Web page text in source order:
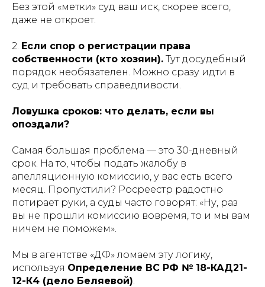
Без этой «метки» суд ваш иск, скорее всего,
даже не откроет.
2. Если спор о регистрации права
собственности (кто хозяин). Тут досудебный
порядок необязателен. Можно сразу идти в
суд и требовать справедливости.
Ловушка сроков: что делать, если вы
опоздали?
Самая большая проблема — это 30-дневный
срок. На то, чтобы подать жалобу в
апелляционную комиссию, у вас есть всего
месяц. Пропустили? Росреестр радостно
потирает руки, а суды часто говорят: «Ну, раз
вы не прошли комиссию вовремя, то и мы вам
ничем не поможем».
Мы в агентстве «ДФ» ломаем эту логику,
используя Определение ВС РФ № 18-КАД21-
12-К4 (дело Беляевой).